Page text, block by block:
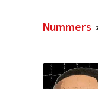
Nummers